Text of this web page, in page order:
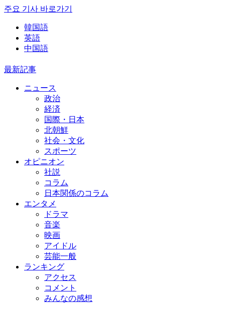
주요 기사 바로가기
韓国語
英語
中国語
最新記事
ニュース
政治
経済
国際・日本
北朝鮮
社会・文化
スポーツ
オピニオン
社説
コラム
日本関係のコラム
エンタメ
ドラマ
音楽
映画
アイドル
芸能一般
ランキング
アクセス
コメント
みんなの感想